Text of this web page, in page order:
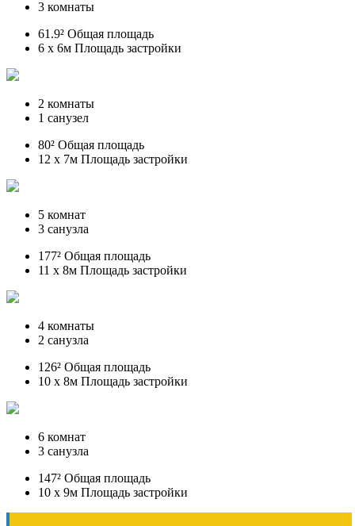
3 комнаты
61.9² Общая площадь
6 x 6м Площадь застройки
2 комнаты
1 санузел
80² Общая площадь
12 x 7м Площадь застройки
5 комнат
3 санузла
177² Общая площадь
11 x 8м Площадь застройки
4 комнаты
2 санузла
126² Общая площадь
10 x 8м Площадь застройки
6 комнат
3 санузла
147² Общая площадь
10 x 9м Площадь застройки